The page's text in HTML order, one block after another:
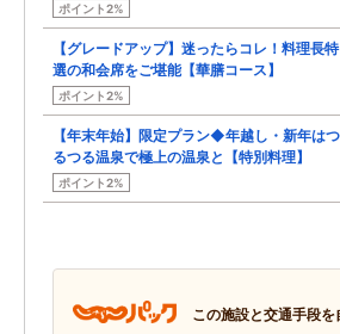
ポイント2%
【グレードアップ】迷ったらコレ！料理長特
選の和会席をご堪能【華膳コース】
ポイント2%
【年末年始】限定プラン◆年越し・新年はつ
るつる温泉で極上の温泉と【特別料理】
ポイント2%
この施設と交通手段